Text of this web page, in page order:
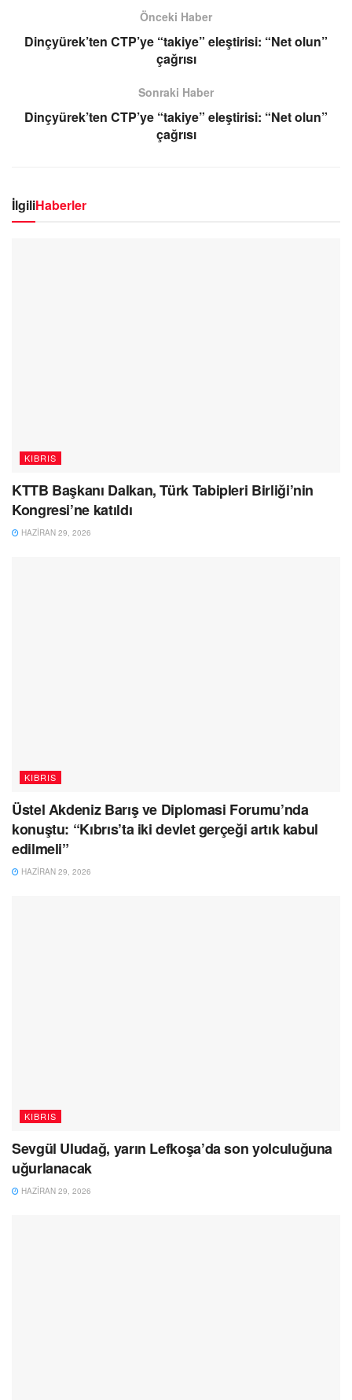
Önceki Haber
Dinçyürek’ten CTP’ye “takiye” eleştirisi: “Net olun”
çağrısı
Sonraki Haber
Dinçyürek’ten CTP’ye “takiye” eleştirisi: “Net olun”
çağrısı
İlgiliHaberler
KIBRIS
KTTB Başkanı Dalkan, Türk Tabipleri Birliği’nin
Kongresi’ne katıldı
HAZIRAN 29, 2026
KIBRIS
Üstel Akdeniz Barış ve Diplomasi Forumu’nda
konuştu: “Kıbrıs’ta iki devlet gerçeği artık kabul
edilmeli”
HAZIRAN 29, 2026
KIBRIS
Sevgül Uludağ, yarın Lefkoşa’da son yolculuğuna
uğurlanacak
HAZIRAN 29, 2026